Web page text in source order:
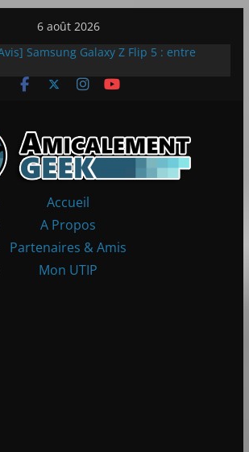
6 août 2026
Samsung Galaxy Z Flip 5 : entre
World Aeternum [Notre Avis]
la LEGO Technic McLaren P1
Accueil
A Propos
Partenaires & Amis
Mon UTIP